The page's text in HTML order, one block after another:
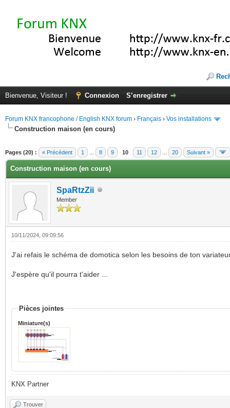
Bienvenue, Visiteur ! Connexion S’enregistrer
Forum KNX francophone / English KNX forum › Français › Vos installations
Construction maison (en cours)
Pages (20) : « Précédent 1 8 9 10 11 12 20 Suivant »
Construction maison (en cours)
SpaRtzZii
Member
10/11/2024, 09:09:56
J'ai refais le schéma de domotica selon les besoins de ton
J'espère qu'il pourra t'aider ...
Pièces jointes
Miniature(s)
KNX Partner
Trouver